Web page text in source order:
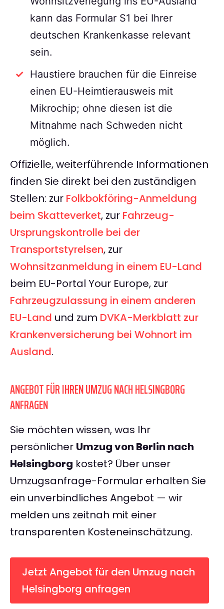
kann das Formular S1 bei Ihrer
deutschen Krankenkasse relevant
sein.
Haustiere brauchen für die Einreise
einen EU-Heimtierausweis mit
Mikrochip; ohne diesen ist die
Mitnahme nach Schweden nicht
möglich.
Offizielle, weiterführende Informationen
finden Sie direkt bei den zuständigen
Stellen: zur Folkbokföring-Anmeldung
beim Skatteverket, zur Fahrzeug-
Ursprungskontrolle bei der
Transportstyrelsen, zur
Wohnsitzanmeldung in einem EU-Land
beim EU-Portal Your Europe, zur
Fahrzeugzulassung in einem anderen
EU-Land und zum DVKA-Merkblatt zur
Krankenversicherung bei Wohnort im
Ausland.
ANGEBOT FÜR IHREN UMZUG NACH HELSINGBORG
ANFRAGEN
Sie möchten wissen, was Ihr
persönlicher Umzug von Berlin nach
Helsingborg kostet? Über unser
Umzugsanfrage-Formular erhalten Sie
ein unverbindliches Angebot — wir
melden uns zeitnah mit einer
transparenten Kosteneinschätzung.
Jetzt Angebot für den Umzug nach
Helsingborg anfragen